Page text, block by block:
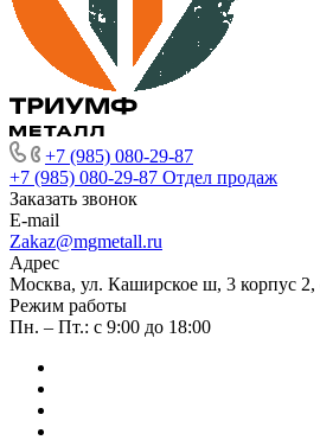
+7 (985) 080-29-87
+7 (985) 080-29-87 Отдел продаж
Заказать звонок
E-mail
Zakaz@mgmetall.ru
Адрес
Москва, ул. Каширское ш, 3 корпус 2,
Режим работы
Пн. – Пт.: с 9:00 до 18:00